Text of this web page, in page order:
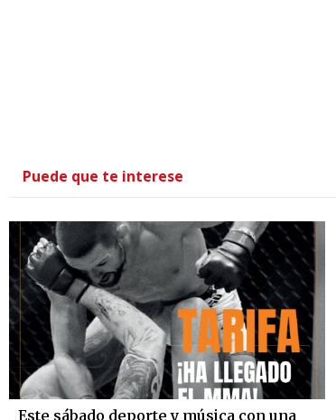
Puede que te interese
Este sábado deporte y música con una